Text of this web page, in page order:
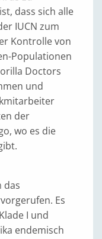
dass sich alle
IUCN zum
Kontrolle von
Populationen
Doctors
und
der
wo es die
das
Es
I und
endemisch